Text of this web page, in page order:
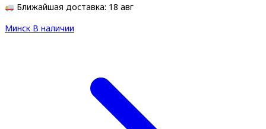
Ближайшая доставка: 18 авг
Минск В наличии